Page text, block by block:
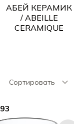
АБЕЙ КЕРАМИК
/ ABEILLE
CERAMIQUE
Сортировать
93